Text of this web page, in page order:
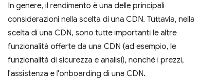
In genere, il rendimento è una delle principali
considerazioni nella scelta di una CDN. Tuttavia, nella
scelta di una CDN, sono tutte importanti le altre
funzionalità offerte da una CDN (ad esempio, le
funzionalità di sicurezza e analisi), nonché i prezzi,
l'assistenza e l'onboarding di una CDN.